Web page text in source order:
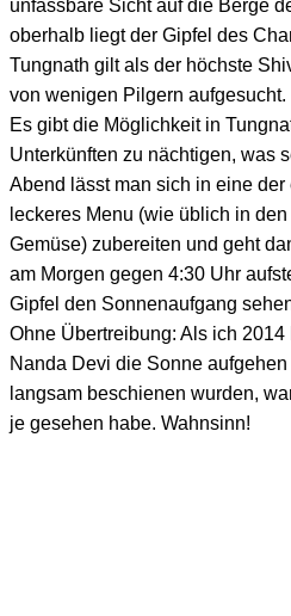
unfassbare Sicht auf die Berge
oberhalb liegt der Gipfel des
Tungnath gilt als der höchste
von wenigen Pilgern aufgesucht.
Es gibt die Möglichkeit in
Unterkünften zu nächtigen, was
Abend lässt man sich in eine
leckeres Menu (wie üblich in
Gemüse) zubereiten und geht
am Morgen gegen 4:30 Uhr
Gipfel den Sonnenaufgang
Ohne Übertreibung: Als ich
Nanda Devi die Sonne
langsam beschienen wurden,
je gesehen habe. Wahnsinn!